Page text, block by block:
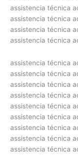
assistencia técnica
assistencia técnica
assistencia técnica
assistencia técnica
assistencia técnica
assistencia técnica
assistencia técnica
assistencia técnica
assistencia técnica
assistencia técnica
assistencia técnica
assistencia técnica
assistencia técnica